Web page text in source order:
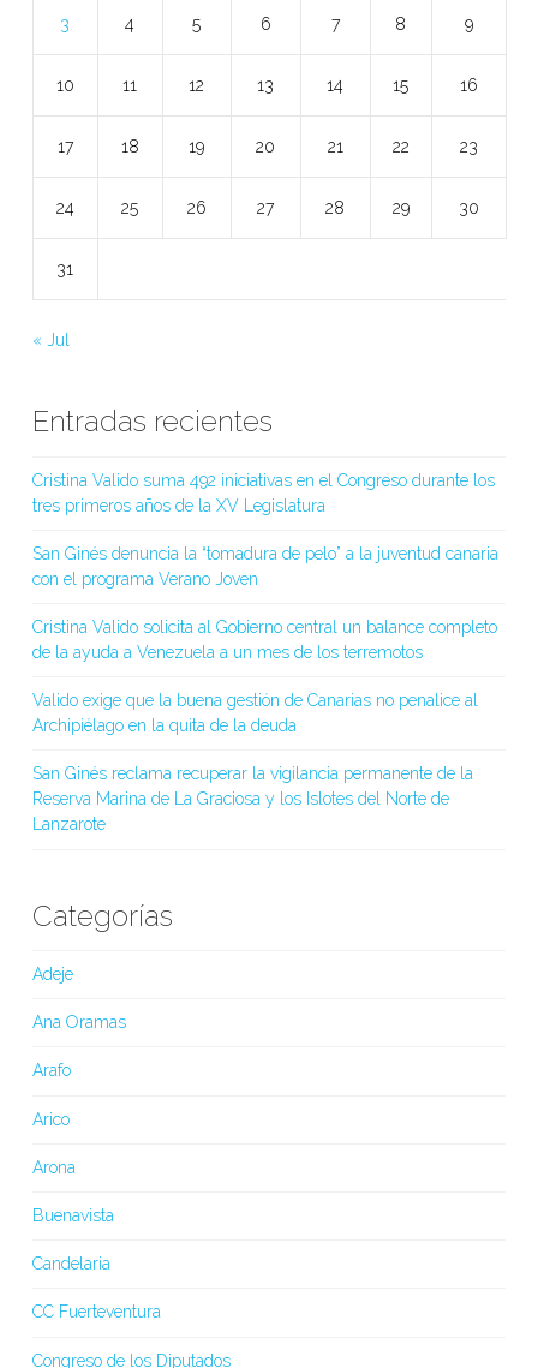
3 4 5 6 7 8 9
10 11 12 13 14 15 16
17 18 19 20 21 22 23
24 25 26 27 28 29 30
31
« Jul
Entradas recientes
Cristina Valido suma 492 iniciativas en el Congreso durante los
tres primeros años de la XV Legislatura
San Ginés denuncia la “tomadura de pelo” a la juventud canaria
con el programa Verano Joven
Cristina Valido solicita al Gobierno central un balance completo
de la ayuda a Venezuela a un mes de los terremotos
Valido exige que la buena gestión de Canarias no penalice al
Archipiélago en la quita de la deuda
San Ginés reclama recuperar la vigilancia permanente de la
Reserva Marina de La Graciosa y los Islotes del Norte de
Lanzarote
Categorías
Adeje
Ana Oramas
Arafo
Arico
Arona
Buenavista
Candelaria
CC Fuerteventura
Congreso de los Diputados